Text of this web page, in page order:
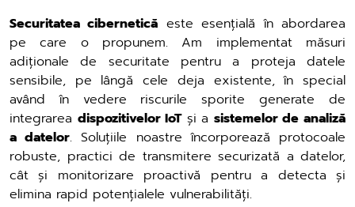
Securitatea cibernetică este esențială în abordarea
pe care o propunem. Am implementat măsuri
adiționale de securitate pentru a proteja datele
sensibile, pe lângă cele deja existente, în special
având în vedere riscurile sporite generate de
integrarea dispozitivelor IoTși a sistemelor de analiză
a datelor. Soluțiile noastre încorporează protocoale
robuste, practici de transmitere securizată a datelor,
cât și monitorizare proactivă pentru a detecta și
elimina rapid potențialele vulnerabilități.